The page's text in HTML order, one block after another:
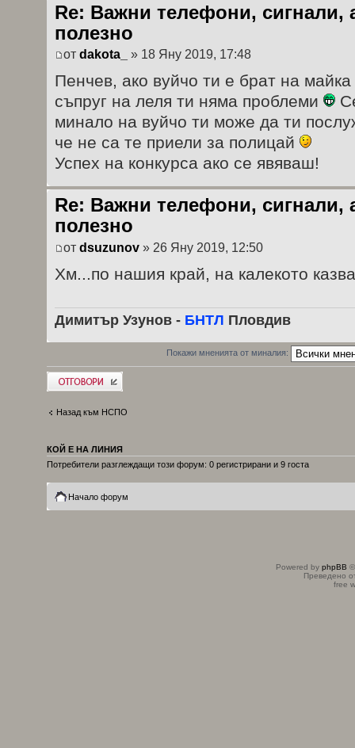
Re: Важни телефони, сигнали,
полезно
от dakota_ » 18 Яну 2019, 17:48
Пенчев, ако вуйчо ти е брат на
съпруг на леля ти няма проблеми
минало на вуйчо ти може да ти
че не са те приели за полицай
Успех на конкурса ако се явяваш!
Re: Важни телефони, сигнали,
полезно
от dsuzunov » 26 Яну 2019, 12:50
Хм...по нашия край, на калекото
Димитър Узунов - БНТЛ Пловдив
Покажи мненията от миналия:
Добави отговор
Назад към НСПО
КОЙ Е НА ЛИНИЯ
Потребители разглеждащи този форум: 0 регистрирани и 9 госта
Начало форум
Powered by phpBB
Преведено
free